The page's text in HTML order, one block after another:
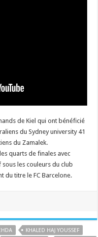
de Kiel qui ont bénéficié
du Sydney university 41
du Zamalek.
quarts de finales avec
les couleurs du club
du titre le FC Barcelone.
KHALED HAJ YOUSSEF